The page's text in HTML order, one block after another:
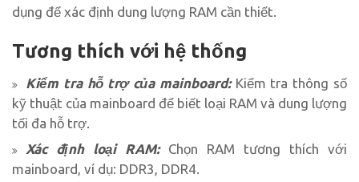
dụng để xác định dung lượng RAM cần thiết.
Tương thích với hệ thống
Kiểm tra hỗ trợ của mainboard:Kiểm tra thông số
kỹ thuật của mainboard để biết loại RAM và dung lượng
tối đa hỗ trợ.
Xác định loại RAM: Chọn RAM tương thích với
mainboard, ví dụ: DDR3, DDR4.